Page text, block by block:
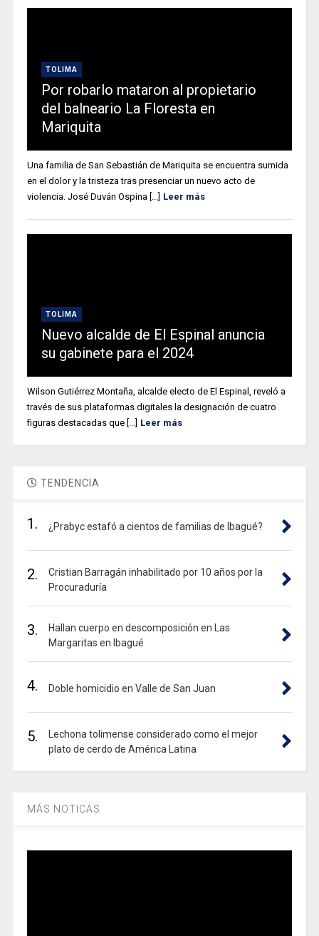
TOLIMA
Por robarlo mataron al propietario
del balneario La Floresta en
Mariquita
Una familia de San Sebastián de Mariquita se encuentra sumida
en el dolor y la tristeza tras presenciar un nuevo acto de
violencia. José Duván Ospina [...] Leer más
TOLIMA
Nuevo alcalde de El Espinal anuncia
su gabinete para el 2024
Wilson Gutiérrez Montaña, alcalde electo de El Espinal, reveló a
través de sus plataformas digitales la designación de cuatro
figuras destacadas que [...] Leer más
TENDENCIA
1. ¿Prabyc estafó a cientos de familias de Ibagué?
2.
Cristian Barragán inhabilitado por 10 años por la
Procuraduría
3.
Hallan cuerpo en descomposición en Las
Margaritas en Ibagué
4. Doble homicidio en Valle de San Juan
5.
Lechona tolimense considerado como el mejor
plato de cerdo de América Latina
MÁS NOTICAS